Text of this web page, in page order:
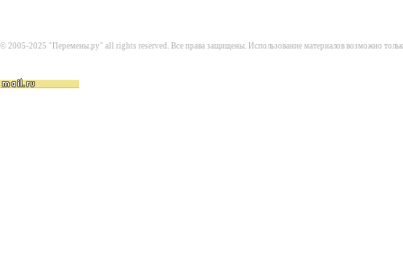
© 2005-2025 "Перемены.ру" all rights reserved. Все права защищены. Использование материалов возможно